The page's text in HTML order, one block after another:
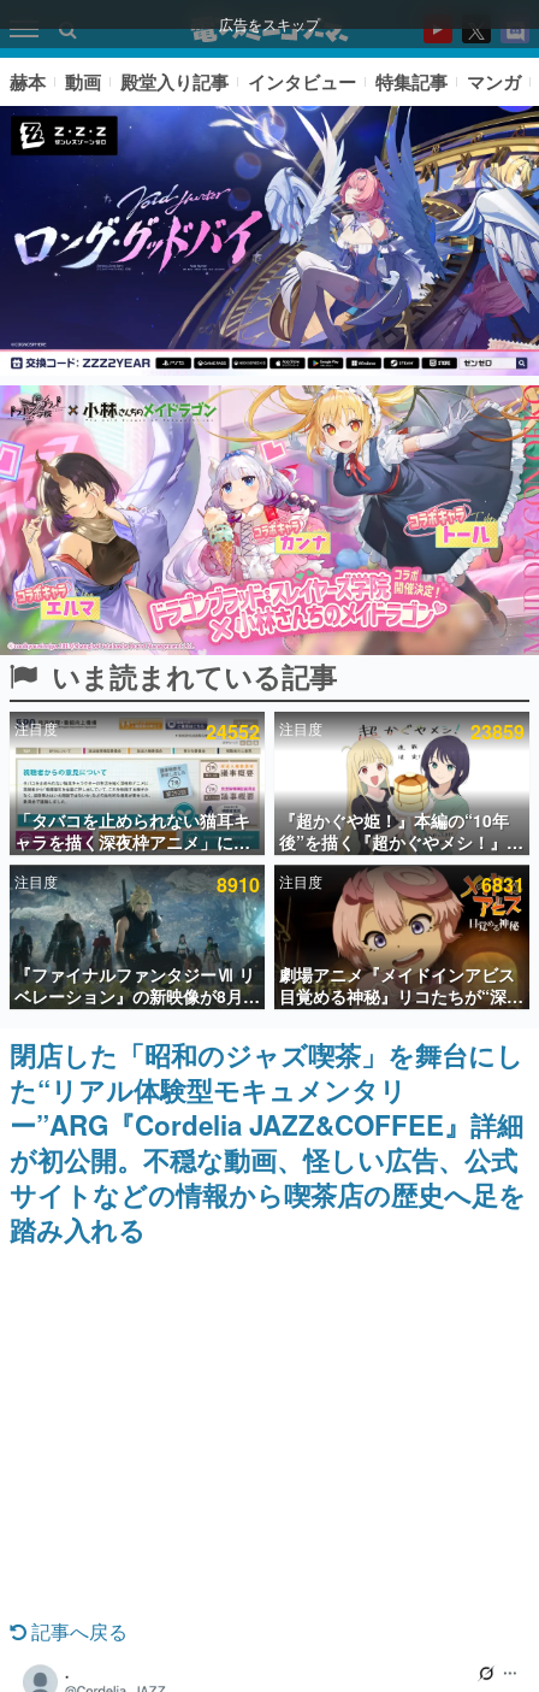
広告をスキップ
ピックアップ
電ファミのいま読まれている記事ランキング
アプリセール情報
インタビュー
連載・特集一覧
殿堂入り記事
SNS拡散数が数千以上！ ページビュー数万以上！ などな
ど。多くの人々に読まれた、電ファミ渾身の“殿堂入り”記
事をまとめました。
ゲームの企画書
名作ゲームクリエイターの方々に製作時のエピソードをお
聞きし、ヒットする企画（ゲーム）とは何か？を探ってい
きます。
赫本
この物語を解いてはいけない。『赫本』は、〈試験問題〉
の形をした短編ホラー小説集です。
新世代に訊く
これからのデジタルゲーム市場を担う若きクリエイター達
の姿を追い、彼らのルーツと情熱を探っていきます。
ゲーム世代の作家たち
ゲームに多大な影響を受けた作家さんに取材し、ゲームが
日本のコンテンツ産業やカルチャーに与えた影響を探る企
画です。
日本モバイルゲーム産業史
日本のモバイルゲーム史における主要なトピック・タイト
ルを網羅するほか、開発者へのインタビューや識者による
解説を掲載。約20年の歴史が一望できる決定版！
マンガ
赫本 動画 殿堂入り記事 インタビュー 特集記事 マンガ
いま読まれている記事
注目度 24552
「タバコを止められない猫耳キ
ャラを描く深夜枠アニメ」に視
聴者の一部から批判意見。違法
薬物の使用と思しき描写も含め
て、BPOが議論を交わす
注目度 23859
『超かぐや姫！』本編の“10年
後”を描く『超かぐやメシ！』
Web連載決定。新たなWebマン
ガレーベル「ビビビコミック」
にて特別話が掲載スタート、あ
のお話には…まだ続きがある！
注目度 8910
『ファイナルファンタジーⅦ リ
ベレーション』の新映像が8月
26日早朝に公開へ。『FF7』リ
メイクシリーズの完結編、
「gamescom」のオープニング
ナイトライブにてディレクター
の浜口直樹氏が登壇する予定
注目度 6831
劇場アニメ『メイドインアビス
目覚める神秘』リコたちが“深界
七層”へ進む予告映像が公開。新
キャストも発表、テパステは諸
星すみれさん、クラヴァリは星
野貴紀さんが担当する
閉店した「昭和のジャズ喫茶」を舞台にし
た“リアル体験型モキュメンタリ
ー”ARG『Cordelia JAZZ&COFFEE』詳細
が初公開。不穏な動画、怪しい広告、公式
サイトなどの情報から喫茶店の歴史へ足を
踏み入れる
記事へ戻る